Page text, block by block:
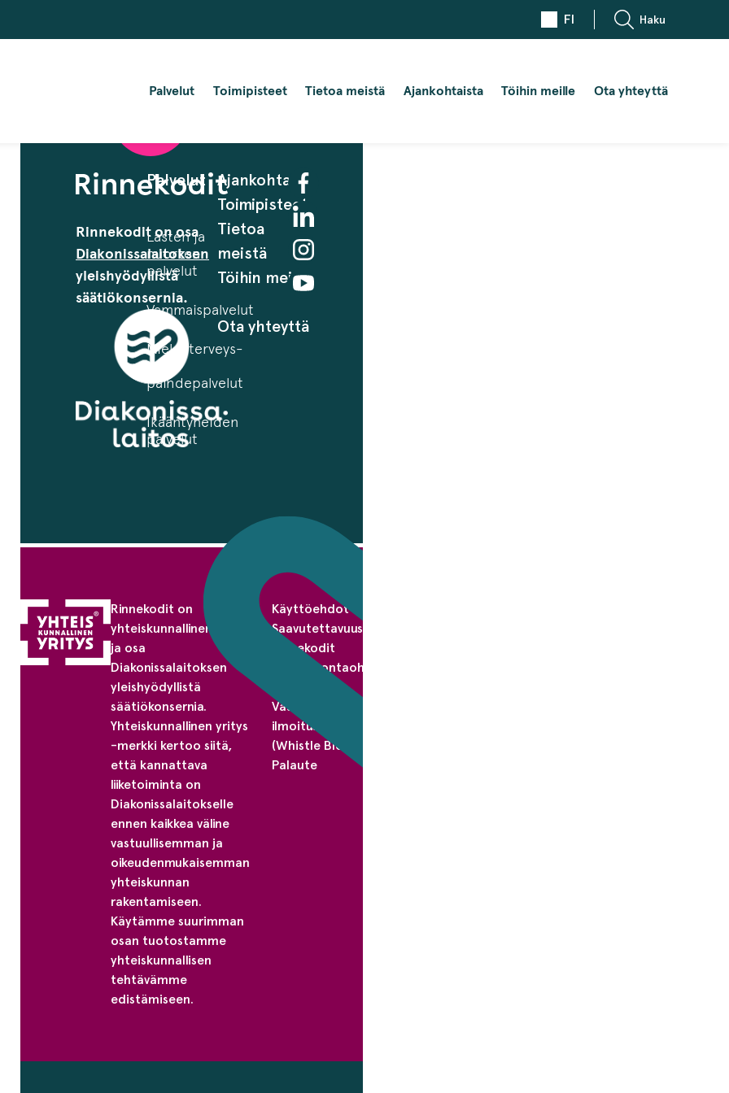
FI Haku
Palvelut Toimipisteet Tietoa meistä Ajankohtaista Töihin meille Ota yhteyttä
Rinnekodit on osa
Diakonissalaitoksen
yleishyödyllistä
säätiökonsernia.
Palvelut
Lasten ja
nuorten
palvelut
Vammaispalvelut
Mielenterveys-
ja
päihdepalvelut
Ikääntyneiden
palvelut
Ajankohtaista
Toimipisteet
Tietoa
meistä
Töihin meille
Ota yhteyttä
Rinnekodit on
yhteiskunnallinen yritys
ja osa
Diakonissalaitoksen
yleishyödyllistä
säätiökonsernia.
Yhteiskunnallinen yritys
-merkki kertoo siitä,
että kannattava
liiketoiminta on
Diakonissalaitokselle
ennen kaikkea väline
vastuullisemman ja
oikeudenmukaisemman
yhteiskunnan
rakentamiseen.
Käytämme suurimman
osan tuotostamme
yhteiskunnallisen
tehtävämme
edistämiseen.
Käyttöehdot
Saavutettavuusseloste
Rinnekodit
omavalvontaohjelma
Väärinkäytösepäilyjen
ilmoituskanava
(Whistle Blower)
Palaute